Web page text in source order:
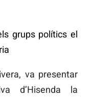
grups polítics el
va presentar
d’Hisenda la